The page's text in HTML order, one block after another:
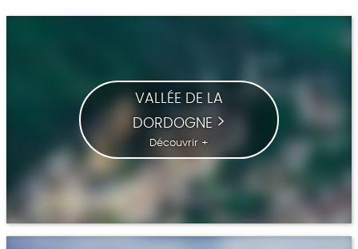
VALLÉE DE LA
DORDOGNE
Découvrir +